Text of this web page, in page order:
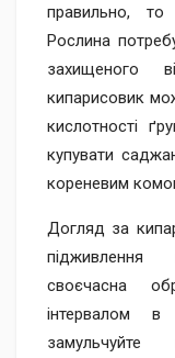
правильно,
Рослина
захищеного
кипарисовик
кислотності
купувати
кореневим
Догляд за
своєчасна
інтервалом